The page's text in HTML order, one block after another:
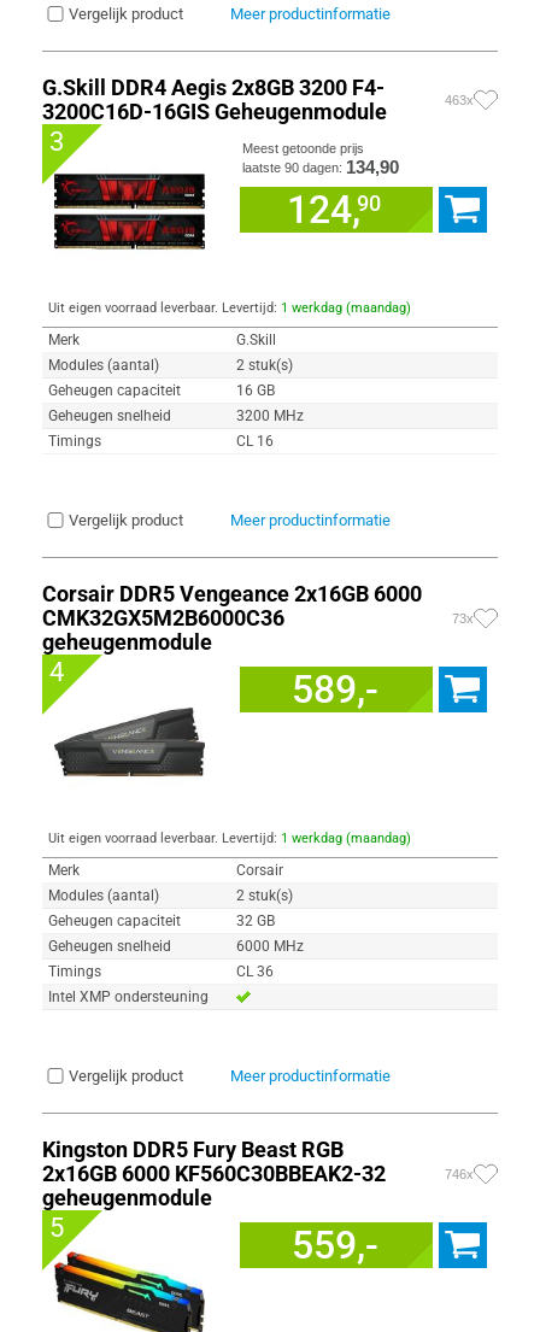
Vergelijk product Meer productinformatie
G.Skill DDR4 Aegis 2x8GB 3200 F4-
3200C16D-16GIS Geheugenmodule
463x
3
Meest getoonde prijs
laatste 90 dagen: 134,90
124,90
Uit eigen voorraad leverbaar. Levertijd: 1 werkdag (maandag)
Merk
G.Skill
Modules (aantal)
2 stuk(s)
Geheugen capaciteit
16 GB
Geheugen snelheid
3200 MHz
Timings
CL 16
Vergelijk product Meer productinformatie
Corsair DDR5 Vengeance 2x16GB 6000
CMK32GX5M2B6000C36
geheugenmodule
73x
4 589,-
Uit eigen voorraad leverbaar. Levertijd: 1 werkdag (maandag)
Merk
Corsair
Modules (aantal)
2 stuk(s)
Geheugen capaciteit
32 GB
Geheugen snelheid
6000 MHz
Timings
CL 36
Intel XMP ondersteuning
Vergelijk product Meer productinformatie
Kingston DDR5 Fury Beast RGB
2x16GB 6000 KF560C30BBEAK2-32
geheugenmodule
746x
5 559,-